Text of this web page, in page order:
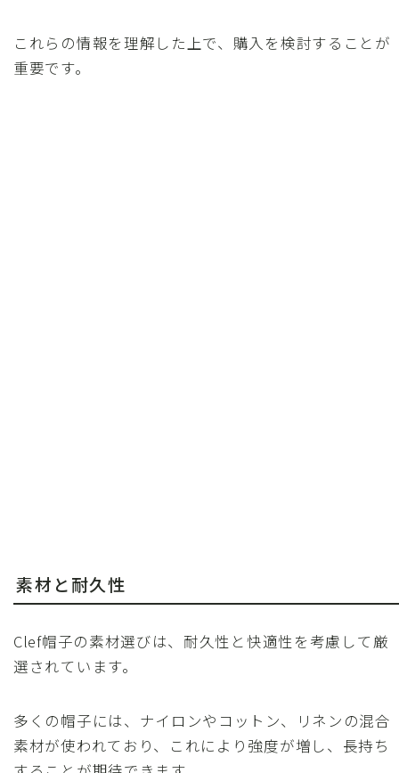
これらの情報を理解した上で、購入を検討することが
重要です。
素材と耐久性
Clef帽子の素材選びは、耐久性と快適性を考慮して厳
選されています。
多くの帽子には、ナイロンやコットン、リネンの混合
素材が使われており、これにより強度が増し、長持ち